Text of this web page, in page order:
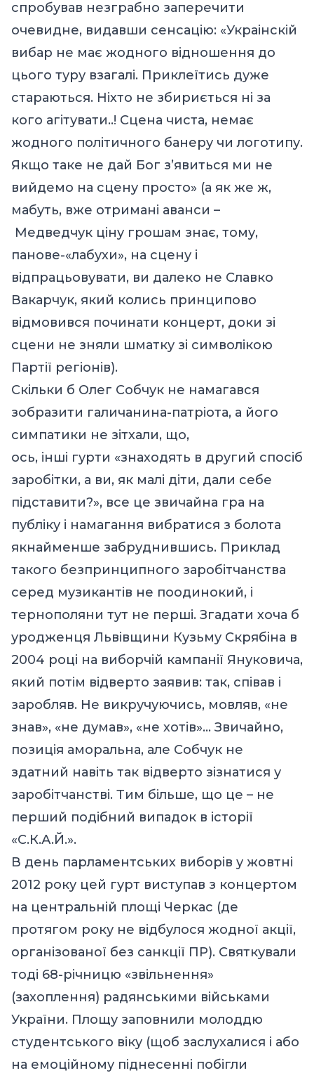
спробував незграбно заперечити
очевидне, видавши сенсацію: «Украінскій
вибар не має жодного відношення до
цього туру взагалі. Приклеїтись дуже
стараються. Ніхто не збириється ні за
кого агітувати..! Сцена чиста, немає
жодного політичного банеру чи логотипу.
Якщо таке не дай Бог з’явиться ми не
вийдемо на сцену просто» (а як же ж,
мабуть, вже отримані аванси –
Медведчук ціну грошам знає, тому,
панове-«лабухи», на сцену і
відпрацьовувати, ви далеко не Славко
Вакарчук, який колись принципово
відмовився починати концерт, доки зі
сцени не зняли шматку зі символікою
Партії регіонів).
Скільки б Олег Собчук не намагався
зобразити галичанина-патріота, а його
симпатики не зітхали, що,
ось, інші гурти «знаходять в другий спосіб
заробітки, а ви, як малі діти, дали себе
підставити?», все це звичайна гра на
публіку і намагання вибратися з болота
якнайменше забруднившись. Приклад
такого безпринципного заробітчанства
серед музикантів не поодинокий, і
тернополяни тут не перші. Згадати хоча б
уродженця Львівщини Кузьму Скрябіна в
2004 році на виборчій кампанії Януковича,
який потім відверто заявив: так, співав і
заробляв. Не викручуючись, мовляв, «не
знав», «не думав», «не хотів»… Звичайно,
позиція аморальна, але Собчук не
здатний навіть так відверто зізнатися у
заробітчанстві. Тим більше, що це – не
перший подібний випадок в історії
«С.К.А.Й.».
В день парламентських виборів у жовтні
2012 року цей гурт виступав з концертом
на центральній площі Черкас (де
протягом року не відбулося жодної акції,
організованої без санкції ПР). Святкували
тоді 68-річницю «звільнення»
(захоплення) радянськими військами
України. Площу заповнили молоддю
студентського віку (щоб заслухалися і або
на емоційному піднесенні побігли